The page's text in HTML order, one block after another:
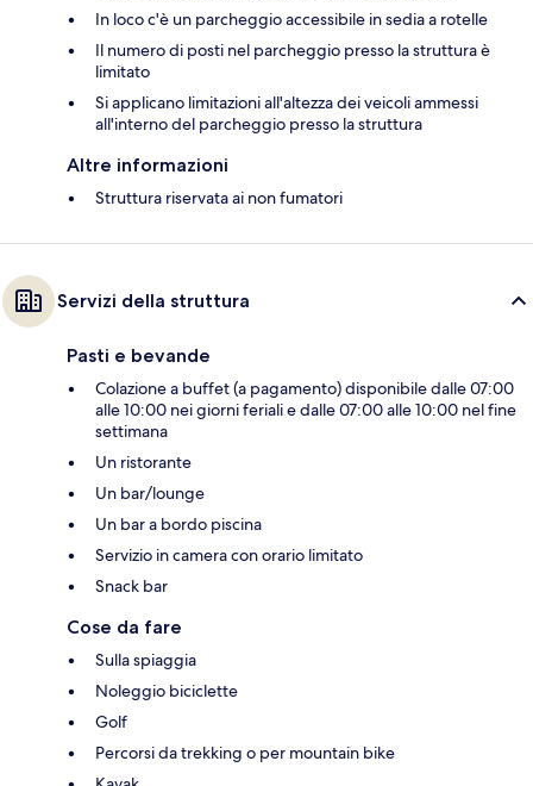
In loco c'è un parcheggio accessibile in sedia a rotelle
Il numero di posti nel parcheggio presso la struttura è
limitato
Si applicano limitazioni all'altezza dei veicoli ammessi
all'interno del parcheggio presso la struttura
Altre informazioni
Struttura riservata ai non fumatori
Servizi della struttura
Pasti e bevande
Colazione a buffet (a pagamento) disponibile dalle 07:00
alle 10:00 nei giorni feriali e dalle 07:00 alle 10:00 nel fine
settimana
Un ristorante
Un bar/lounge
Un bar a bordo piscina
Servizio in camera con orario limitato
Snack bar
Cose da fare
Sulla spiaggia
Noleggio biciclette
Golf
Percorsi da trekking o per mountain bike